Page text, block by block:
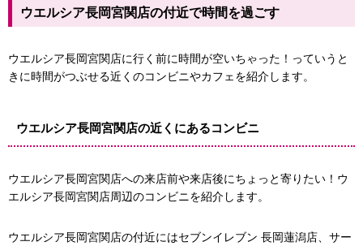
ウエルシア長岡宮関店の付近で時間を過ごす
ウエルシア長岡宮関店に行く前に時間が空いちゃった！っていうと
きに時間がつぶせる近くのコンビニやカフェを紹介します。
ウエルシア長岡宮関店の近くにあるコンビニ
ウエルシア長岡宮関店への来店前や来店後にちょっと寄りたい！ウ
エルシア長岡宮関店周辺のコンビニを紹介します。
ウエルシア長岡宮関店の付近にはセブンイレブン 長岡蓮潟店、サー
セブン-イレブン長岡宮関店